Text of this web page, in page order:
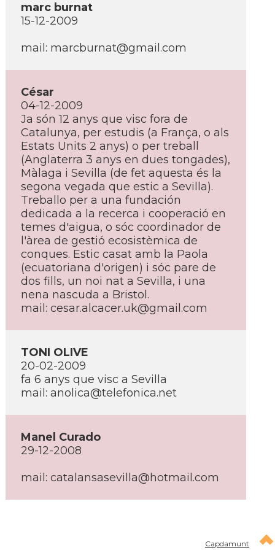
marc burnat
15-12-2009
mail: marcburnat@gmail.com
César
04-12-2009
Ja són 12 anys que visc fora de
Catalunya, per estudis (a França, o als
Estats Units 2 anys) o per treball
(Anglaterra 3 anys en dues tongades),
Màlaga i Sevilla (de fet aquesta és la
segona vegada que estic a Sevilla).
Treballo per a una fundación
dedicada a la recerca i cooperació en
temes d'aigua, o sóc coordinador de
l'àrea de gestió ecosistèmica de
conques. Estic casat amb la Paola
(ecuatoriana d'origen) i sóc pare de
dos fills, un noi nat a Sevilla, i una
nena nascuda a Bristol.
mail: cesar.alcacer.uk@gmail.com
TONI OLIVE
20-02-2009
fa 6 anys que visc a Sevilla
mail: anolica@telefonica.net
Manel Curado
29-12-2008
mail: catalansasevilla@hotmail.com
Capdamunt